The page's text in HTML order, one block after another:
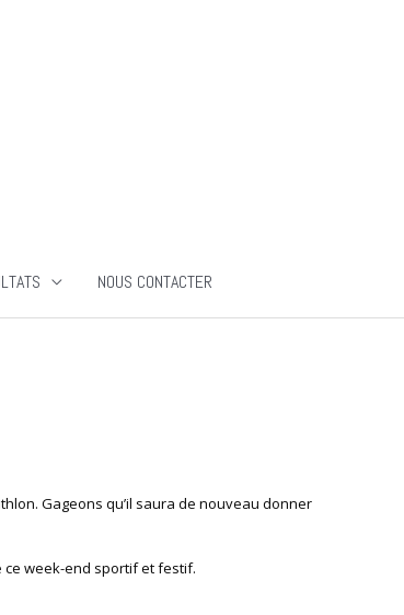
NOUS CONTACTER
Gageons qu’il saura de nouveau donner
ce week-end sportif et festif.